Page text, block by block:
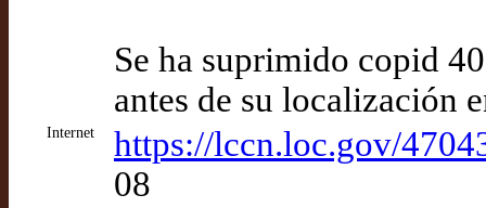
Se ha suprimido copid
antes de su localización
Internet
https://lccn.loc.gov/
08